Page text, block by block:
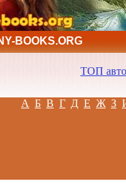
BOOKS.ORG
ТОП
А Б В Г Д Е Ж З